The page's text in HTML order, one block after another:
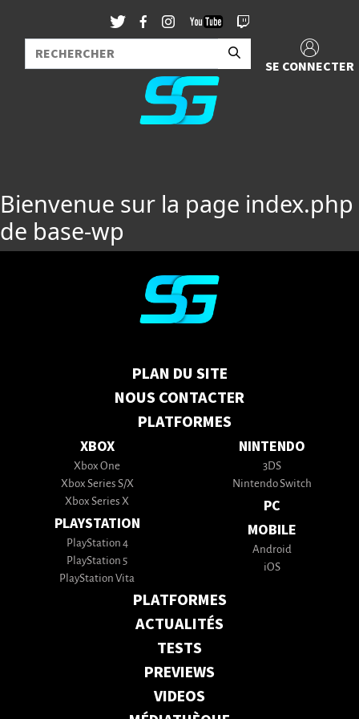
SE CONNECTER
Bienvenue sur la page index.php
de base-wp
PLAN DU SITE
NOUS CONTACTER
PLATFORMES
XBOX
Xbox One
Xbox Series S/X
Xbox Series X
PLAYSTATION
PlayStation 4
PlayStation 5
PlayStation Vita
NINTENDO
3DS
Nintendo Switch
PC
MOBILE
Android
iOS
PLATFORMES
ACTUALITÉS
TESTS
PREVIEWS
VIDEOS